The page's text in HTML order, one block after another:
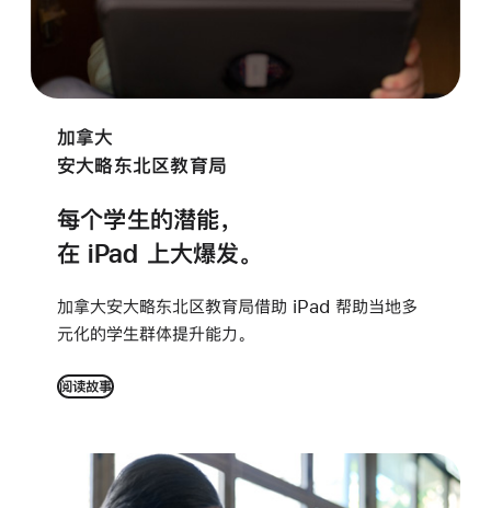
加拿大
安大略东北区教育局
每个学生的潜能，
在 iPad 上大爆发。
加拿大安大略东北区教育局借助 iPad 帮助当地多
元化的学生群体提升能力。
阅读故事